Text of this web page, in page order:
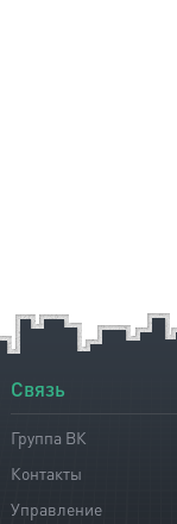
Связь
Группа ВК
Контакты
Управление